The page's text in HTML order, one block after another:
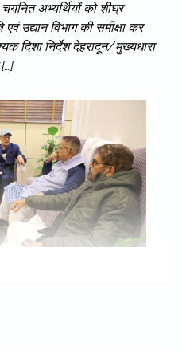
अभ्यर्थियों को शीघ्र
उद्यान विभाग की समीक्षा कर
दिशा निर्देश देहरादून/मुख्यधारा